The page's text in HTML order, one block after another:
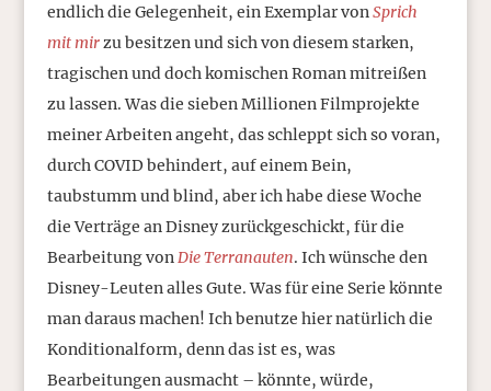
endlich die Gelegenheit, ein Exemplar von Sprich
mit mirzu besitzen und sich von diesem starken,
tragischen und doch komischen Roman mitreißen
zu lassen. Was die sieben Millionen Filmprojekte
meiner Arbeiten angeht, das schleppt sich so voran,
durch COVID behindert, auf einem Bein,
taubstumm und blind, aber ich habe diese Woche
die Verträge an Disney zurückgeschickt, für die
Bearbeitung von Die Terranauten. Ich wünsche den
Disney-Leuten alles Gute. Was für eine Serie könnte
man daraus machen! Ich benutze hier natürlich die
Konditionalform, denn das ist es, was
Bearbeitungen ausmacht – könnte, würde,